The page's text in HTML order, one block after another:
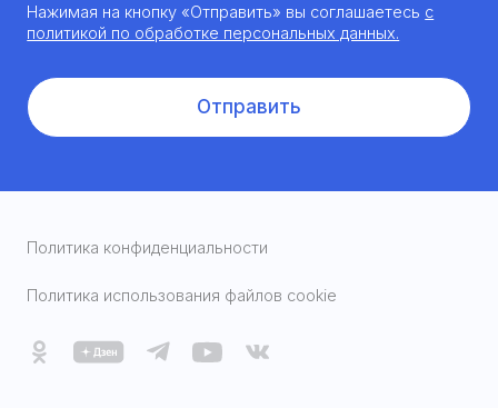
Отправить
Нажимая на кнопку «Отправить» вы соглашаетесь с
политикой по обработке персональных данных.
Политика конфиденциальности
Политика использования файлов cookie